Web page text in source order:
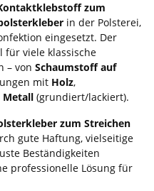
zum
in der Polsterei,
eingesetzt. Der
für viele klassische
– von Schaumstoff auf
mit Holz,
Metall (grundiert/lackiert).
zum Streichen
gute Haftung, vielseitige
Beständigkeiten
professionelle Lösung für